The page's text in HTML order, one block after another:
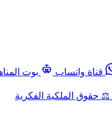
قناة واتساب
بوت
⚖️ حقوق الملكية الفكرية